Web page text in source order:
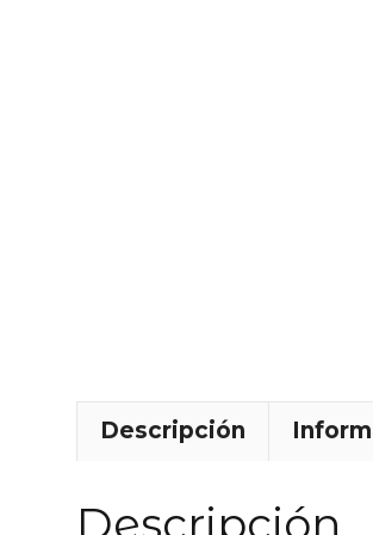
Descripción
Descripción